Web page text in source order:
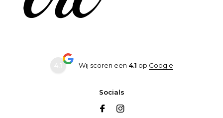
Wij scoren een 4.1 op Google
Socials